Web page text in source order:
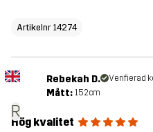
Artikelnr 14274
R
Rebekah D. Verifierad
Mått: 152cm
Hög kvalitet